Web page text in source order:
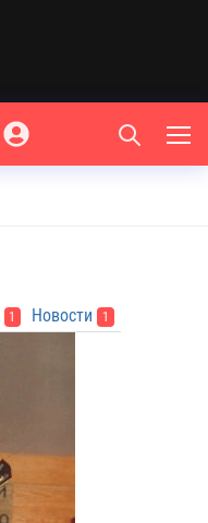
1 Новости 1